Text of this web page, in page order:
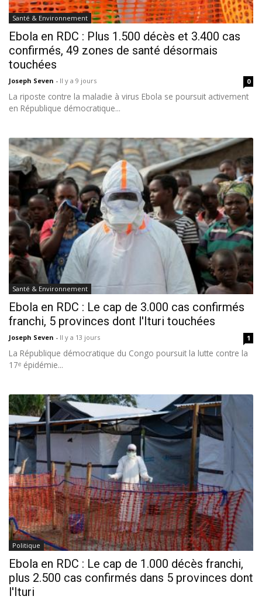
Santé & Environnement
Ebola en RDC : Plus 1.500 décès et 3.400 cas
confirmés, 49 zones de santé désormais
touchées
Joseph Seven - Il y a 9 jours 0
La riposte contre la maladie à virus Ebola se poursuit activement
en République démocratique...
Santé & Environnement
Ebola en RDC : Le cap de 3.000 cas confirmés
franchi, 5 provinces dont l'Ituri touchées
Joseph Seven - Il y a 13 jours 1
La République démocratique du Congo poursuit la lutte contre la
17ᵉ épidémie...
Politique
Ebola en RDC : Le cap de 1.000 décès franchi,
plus 2.500 cas confirmés dans 5 provinces dont
l'Ituri